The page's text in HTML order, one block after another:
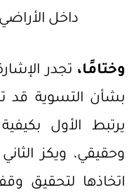
داخل
وختامًا، تجدر
بشأن التسوية
يرتبط الأول
وحقيقي، ويكز
اتخاذها لتحقيق